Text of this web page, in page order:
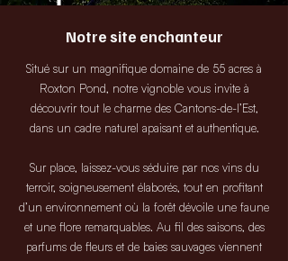
Notre site enchanteur
Situé sur un magnifique domaine de 55 acres à
Roxton Pond, notre vignoble vous invite à
découvrir tout le charme des Cantons-de-l’Est,
dans un cadre naturel apaisant et authentique.
Sur place, laissez-vous séduire par nos vins du
terroir, soigneusement élaborés, tout en profitant
d’un environnement où la forêt dévoile une faune
et une flore remarquables. Au fil des saisons, des
parfums de fleurs et de baies sauvages viennent